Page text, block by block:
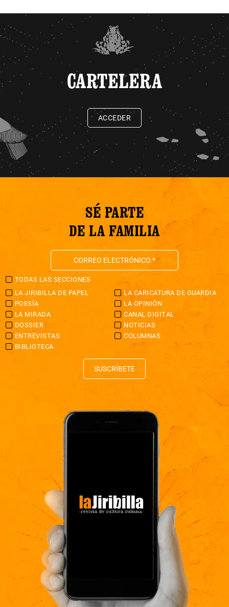
CARTELERA
ACCEDER
SÉ PARTE
DE LA FAMILIA
TODAS LAS SECCIONES
LA JIRIBILLA DE PAPEL
LA CARICATURA DE GUARDIA
POESÍA
LA OPINIÓN
LA MIRADA
CANAL DIGITAL
DOSSIER
NOTICIAS
ENTREVISTAS
COLUMNAS
BIBLIOTECA
SUSCRÍBETE